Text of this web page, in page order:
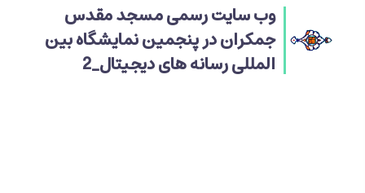
وب سایت رسمی مسجد مقدس
جمکران در پنجمین نمایشگاه بین
المللی رسانه های دیجیتال_2